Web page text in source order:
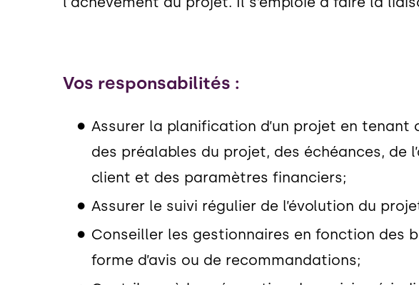
Vos responsabilités :
Assurer la planification d’un projet en
des préalables du projet, des échéances, de
client et des paramètres financiers;
Assurer le suivi régulier de l’évolution du
Conseiller les gestionnaires en fonction des
forme d’avis ou de recommandations;